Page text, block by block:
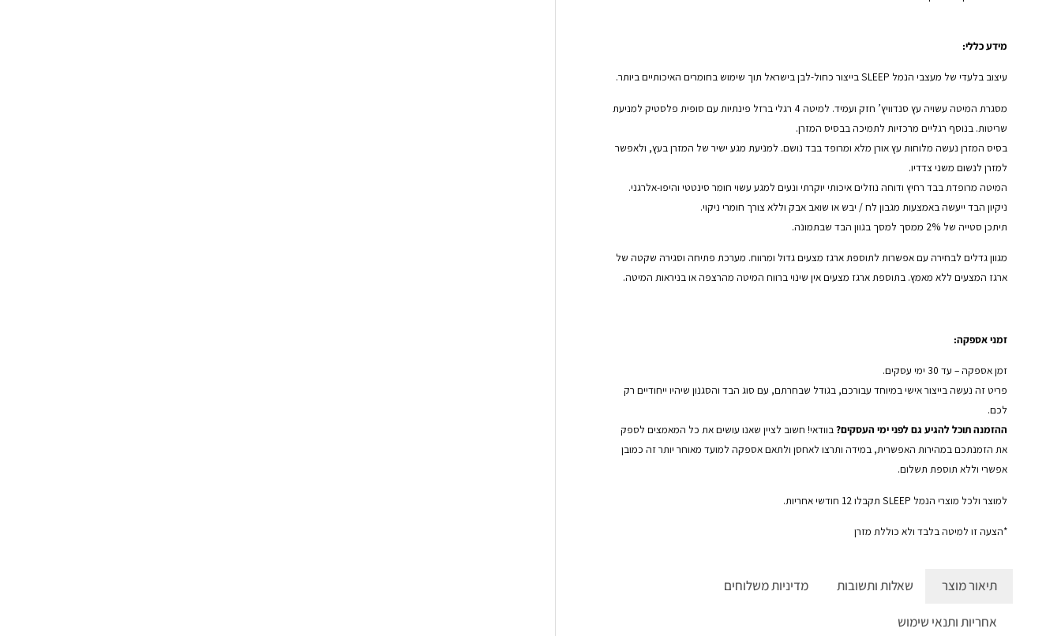
תיאורמוצר שאלותותשובות מדיניותמשלוחים
אחריותותנאי שימוש
מידע כללי:
עיצוב בלעדי של מעצבי הנמל SLEEP בייצור כחול-לבן בישראל תוך שימוש בחומרים האיכותיים ביותר.
מסגרת המיטה עשויה עץ סנדוויץ’ חזק ועמיד. למיטה 4 רגלי ברזל פינתיות עם סופית פלסטיק למניעת
שריטות. בנוסף רגליים מרכזיות לתמיכה בבסיס המזרן.
בסיס המזרן נעשה מלוחות עץ אורן מלא ומרופד בבד נושם. למניעת מגע ישיר של המזרן בעץ, ולאפשר
למזרן לנשום משני צדדיו.
המיטה מרופדת בבד רחיץ ודוחה נוזלים איכותי יוקרתי ונעים למגע עשוי חומר סינטטי והיפו-אלרגני.
ניקיון הבד ייעשה באמצעות מגבון לח / יבש או שואב אבק וללא צורך חומרי ניקוי.
תיתכן סטייה של 2% ממסך למסך בגוון הבד שבתמונה.
מגוון גדלים לבחירה עם אפשרות לתוספת ארגז מצעים גדול ומרווח. מערכת פתיחה וסגירה שקטה של
ארגז המצעים ללא מאמץ. בתוספת ארגז מצעים אין שינוי ברווח המיטה מהרצפה או בניראות המיטה.
זמני אספקה:
זמן אספקה – עד 30 ימי עסקים.
פריט זה נעשה בייצור אישי במיוחד עבורכם, בגודל שבחרתם, עם סוג הבד והסגנון שיהיו ייחודיים רק
לכם.
ההזמנה תוכל להגיע גם לפני ימי העסקים?בוודאי! חשוב לציין שאנו עושים את כל המאמצים לספק
את הזמנתכם במהירות האפשרית, במידה ותרצו לאחסן ולתאם אספקה למועד מאוחר יותר זה כמובן
אפשרי וללא תוספת תשלום.
למוצר ולכל מוצרי הנמל SLEEP תקבלו 12 חודשי אחריות.
*הצעה זו למיטה בלבד ולא כוללת מזרן